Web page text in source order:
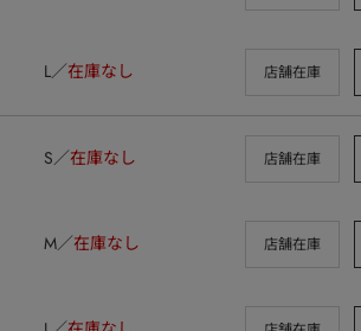
L 在庫なし 店舗在庫
S 在庫なし 店舗在庫
M 在庫なし 店舗在庫